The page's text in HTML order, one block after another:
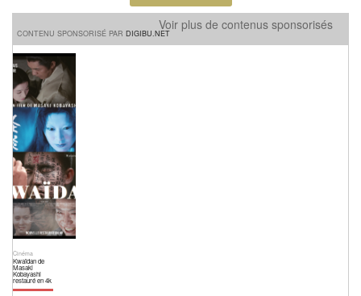
CONTENU SPONSORISÉ PAR DIGIBU.NET
Voir plus de contenus sponsorisés
Cinéma
Kwaïdan de
Masaki
Kobayashi
restauré en 4k